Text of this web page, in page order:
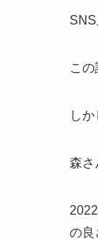
こ
し
森さ
の良